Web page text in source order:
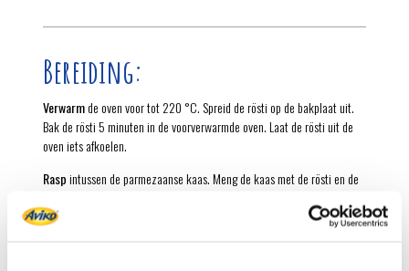
Bereiding:
Verwarmde oven voor tot 220 °C. Spreid de rösti op de bakplaat uit.
Bak de rösti 5 minuten in de voorverwarmde oven. Laat de rösti uit de
oven iets afkoelen.
Raspintussen de parmezaanse kaas. Meng de kaas met de rösti en de
strijk ze met de bolle kant van de lepe uit tot dunne koekjes.